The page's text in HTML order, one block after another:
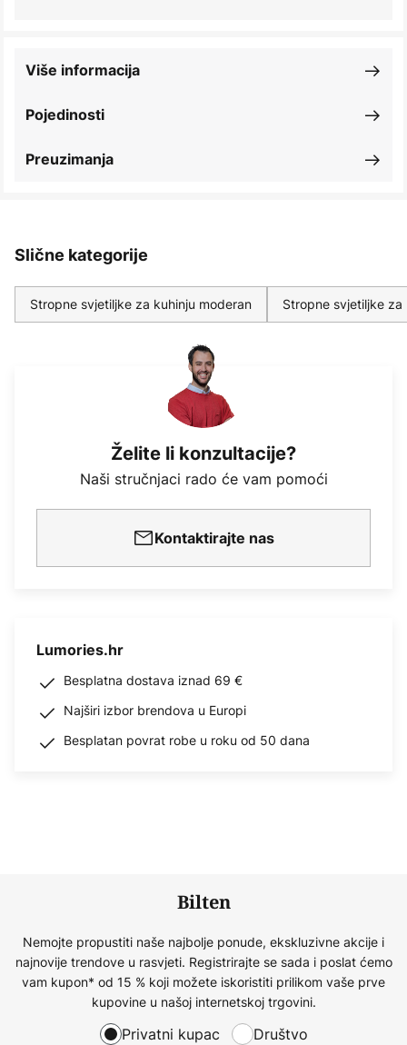
Pojedinosti
Više informacija
Preuzimanja
Slične kategorije
Stropne svjetiljke za kuhinju moderan Stropne svjetiljke za
Želite li konzultacije?
Naši stručnjaci rado će vam pomoći
Kontaktirajte nas
Lumories.hr
Besplatna dostava iznad 69 €
Najširi izbor brendova u Europi
Besplatan povrat robe u roku od 50 dana
Bilten
Nemojte propustiti naše najbolje ponude, ekskluzivne akcije i
najnovije trendove u rasvjeti. Registrirajte se sada i poslat ćemo
vam kupon* od 15 % koji možete iskoristiti prilikom vaše prve
kupovine u našoj internetskoj trgovini.
Privatni kupac Društvo